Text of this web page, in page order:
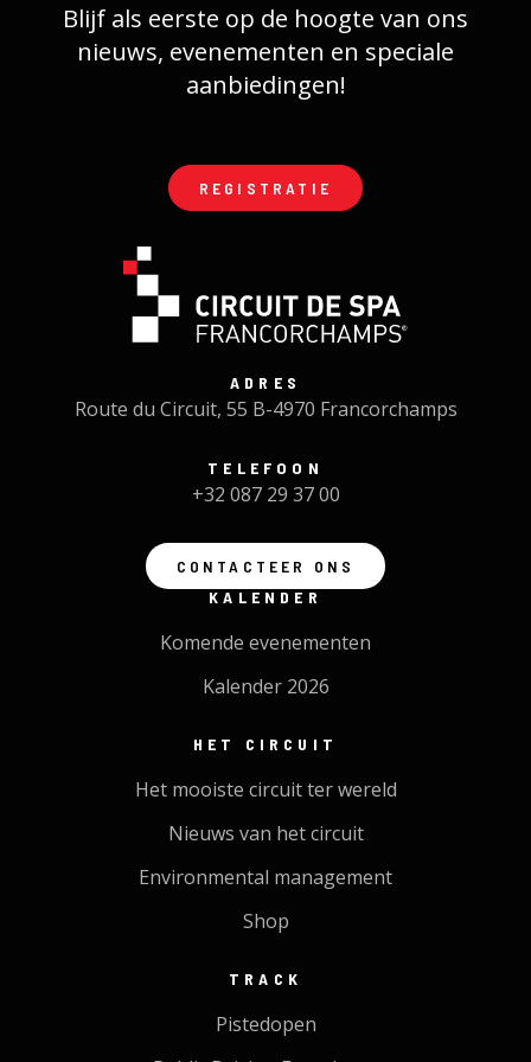
Blijf als eerste op de hoogte van ons
nieuws, evenementen en speciale
aanbiedingen!
REGISTRATIE
ADRES
Route du Circuit, 55 B-4970 Francorchamps
TELEFOON
+32 087 29 37 00
CONTACTEER ONS
KALENDER
Komende evenementen
Kalender 2026
HET CIRCUIT
Het mooiste circuit ter wereld
Nieuws van het circuit
Environmental management
Shop
TRACK
Pistedopen